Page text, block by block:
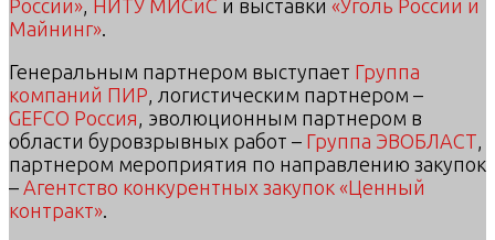
России» НИТУ МИСиС и выставки «Уголь России и
Майнинг»
Генеральным партнером выступает Группа
компаний ПИР , логистическим партнером –
GEFCO Россия , эволюционным партнером в
области буровзрывных работ – Группа ЭВОБЛАСТ
партнером мероприятия по направлению закупок
– Агентство конкурентных закупок «Ценный
контракт»